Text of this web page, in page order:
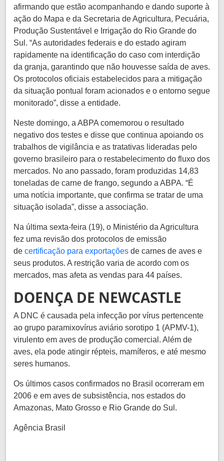
afirmando que estão acompanhando e dando suporte à
ação do Mapa e da Secretaria de Agricultura, Pecuária,
Produção Sustentável e Irrigação do Rio Grande do
Sul. “As autoridades federais e do estado agiram
rapidamente na identificação do caso com interdição
da granja, garantindo que não houvesse saída de aves.
Os protocolos oficiais estabelecidos para a mitigação
da situação pontual foram acionados e o entorno segue
monitorado”, disse a entidade.
Neste domingo, a ABPA comemorou o resultado
negativo dos testes e disse que continua apoiando os
trabalhos de vigilância e as tratativas lideradas pelo
governo brasileiro para o restabelecimento do fluxo dos
mercados. No ano passado, foram produzidas 14,83
toneladas de carne de frango, segundo a ABPA. “É
uma notícia importante, que confirma se tratar de uma
situação isolada”, disse a associação.
Na última sexta-feira (19), o Ministério da Agricultura
fez uma revisão dos protocolos de emissão
de certificação para exportações de carnes de aves e
seus produtos. A restrição varia de acordo com os
mercados, mas afeta as vendas para 44 países.
DOENÇA DE NEWCASTLE
A DNC é causada pela infecção por vírus pertencente
ao grupo paramixovírus aviário sorotipo 1 (APMV-1),
virulento em aves de produção comercial. Além de
aves, ela pode atingir répteis, mamíferos, e até mesmo
seres humanos.
Os últimos casos confirmados no Brasil ocorreram em
2006 e em aves de subsistência, nos estados do
Amazonas, Mato Grosso e Rio Grande do Sul.
Agência Brasil